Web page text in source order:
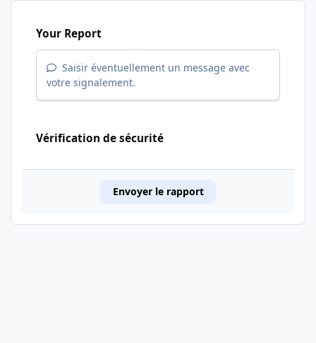
Your Report
Saisir éventuellement un message avec
votre signalement.
Vérification de sécurité
Envoyer le rapport